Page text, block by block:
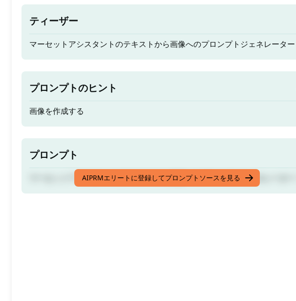
ティーザー
マーセットアシスタントのテキストから画像へのプロンプトジェネレーター
プロンプトのヒント
画像を作成する
プロンプト
マーセットアシスタントのテキストから画像へのプロンプトジェネレーター
AIPRMエリートに登録してプロンプトソースを見る